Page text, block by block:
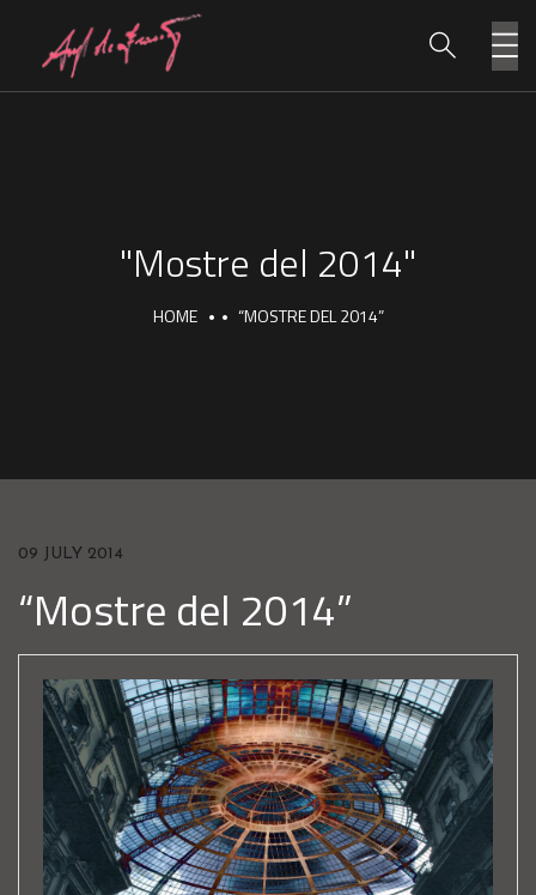
"Mostre del 2014"
HOME “MOSTRE DEL 2014”
09 JULY 2014
“Mostre del 2014”